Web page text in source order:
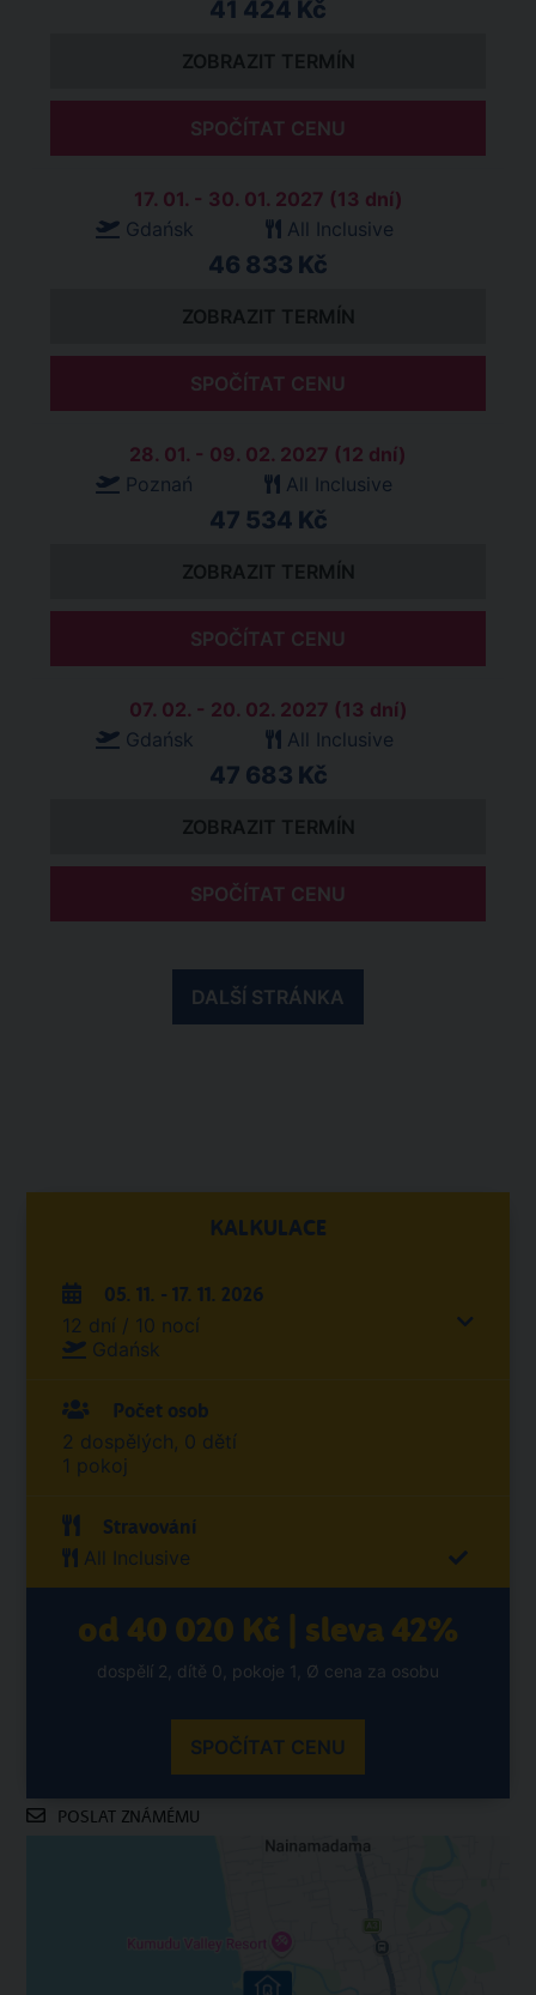
41 424 Kč
ZOBRAZIT TERMÍN
SPOČÍTAT CENU
17. 01. - 30. 01. 2027 (13 dní)
Gdańsk
All Inclusive
46 833 Kč
ZOBRAZIT TERMÍN
SPOČÍTAT CENU
28. 01. - 09. 02. 2027 (12 dní)
Poznań
All Inclusive
47 534 Kč
ZOBRAZIT TERMÍN
SPOČÍTAT CENU
07. 02. - 20. 02. 2027 (13 dní)
Gdańsk
All Inclusive
47 683 Kč
ZOBRAZIT TERMÍN
SPOČÍTAT CENU
DALŠÍ STRÁNKA
KALKULACE
05. 11. - 17. 11. 2026
12 dní / 10 nocí
Gdańsk
Počet osob
2 dospělých, 0 dětí
1 pokoj
Stravování
All Inclusive
od 40 020 Kč | sleva 42%
dospělí 2, dítě 0, pokoje 1, Ø cena za osobu
SPOČÍTAT CENU
POSLAT ZNÁMÉMU